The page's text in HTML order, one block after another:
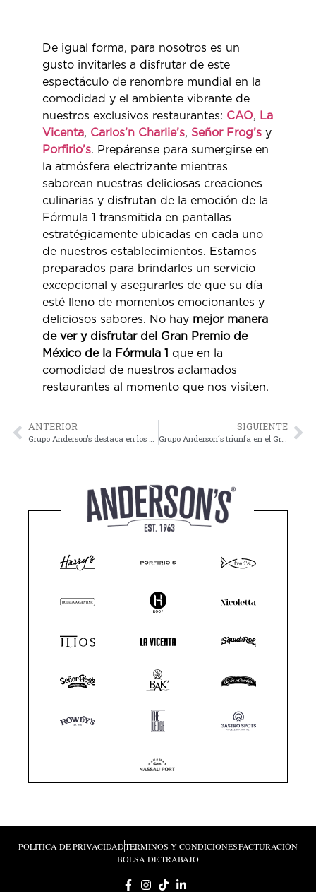
De igual forma, para nosotros es un
gusto invitarles a disfrutar de este
espectáculo de renombre mundial en la
comodidad y el ambiente vibrante de
nuestros exclusivos restaurantes: CAO, La
Vicenta, Carlos’n Charlie’s, Señor Frog’s y
Porfirio’s. Prepárense para sumergirse en
la atmósfera electrizante mientras
saborean nuestras deliciosas creaciones
culinarias y disfrutan de la emoción de la
Fórmula 1 transmitida en pantallas
estratégicamente ubicadas en cada uno
de nuestros establecimientos. Estamos
preparados para brindarles un servicio
excepcional y asegurarles de que su día
esté lleno de momentos emocionantes y
deliciosos sabores. No hay mejor manera
de ver y disfrutar del Gran Premio de
México de la Fórmula 1 que en la
comodidad de nuestros aclamados
restaurantes al momento que nos visiten.
ANTERIOR
Grupo Anderson’s destaca en los Travelers’ Choice 2023 de Tripadvisor
SIGUIENTE
Grupo Anderson´s triunfa en el Gran Premio de México 2023
POLÍTICA DE PRIVACIDADTÉRMINOS Y CONDICIONESFACTURACIÓN
BOLSA DE TRABAJO